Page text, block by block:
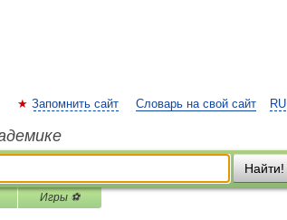
RU
Запомнить сайт Словарь на свой сайт
Найти!
Игры ⚽